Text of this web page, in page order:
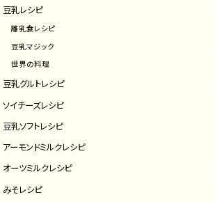
豆乳レシピ
離乳食レシピ
豆乳マジック
世界の料理
豆乳グルトレシピ
ソイチーズレシピ
豆乳ソフトレシピ
アーモンドミルクレシピ
オーツミルクレシピ
みそレシピ